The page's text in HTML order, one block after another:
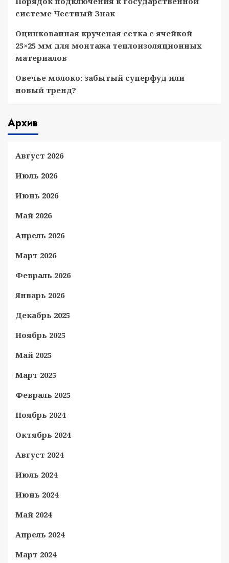
системе Честный Знак
Оцинкованная крученая сетка с ячейкой
25×25 мм для монтажа теплоизоляционных
материалов
Овечье молоко: забытый суперфуд или
новый тренд?
Архив
Август 2026
Июль 2026
Июнь 2026
Май 2026
Апрель 2026
Март 2026
Февраль 2026
Январь 2026
Декабрь 2025
Ноябрь 2025
Май 2025
Март 2025
Февраль 2025
Ноябрь 2024
Октябрь 2024
Август 2024
Июль 2024
Июнь 2024
Май 2024
Апрель 2024
Март 2024